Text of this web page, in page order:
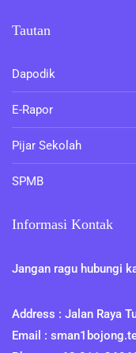
Tautan
Dapodik
E-Rapor
Pijar Sekolah
SPMB
Informasi Kontak
Jangan ragu hubungi
Address : Jalan Raya
Email :